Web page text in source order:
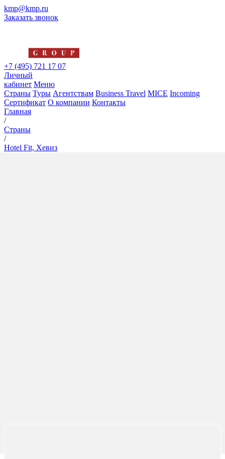
kmp@kmp.ru
Заказать звонок
+7 (495) 721 17 07
Личный
кабинет Меню
Страны Туры Агентствам Business Travel MICE Incoming
Сертификат О компании Контакты
Главная
/
Страны
/
Hotel Fit, Хевиз